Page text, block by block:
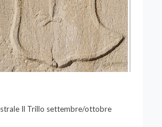
Il Trillo settembre/ottobre